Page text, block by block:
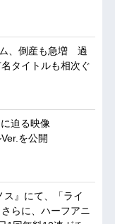
ム、倒産も急増 過
タイトルも相次ぐ
迫る映像
を公開
ス』にて、「ライ
らに、ハーフアニ